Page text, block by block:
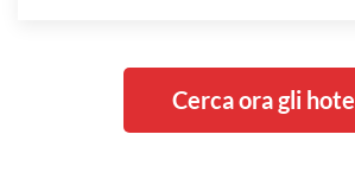
Cerca ora gli hotel